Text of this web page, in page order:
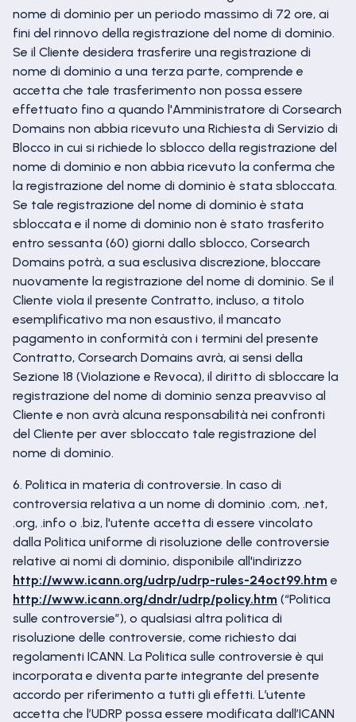
nome di dominio per un periodo massimo di 72 ore, ai
fini del rinnovo della registrazione del nome di dominio.
Se il Cliente desidera trasferire una registrazione di
nome di dominio a una terza parte, comprende e
accetta che tale trasferimento non possa essere
effettuato fino a quando l'Amministratore di Corsearch
Domains non abbia ricevuto una Richiesta di Servizio di
Blocco in cui si richiede lo sblocco della registrazione del
nome di dominio e non abbia ricevuto la conferma che
la registrazione del nome di dominio è stata sbloccata.
Se tale registrazione del nome di dominio è stata
sbloccata e il nome di dominio non è stato trasferito
entro sessanta (60) giorni dallo sblocco, Corsearch
Domains potrà, a sua esclusiva discrezione, bloccare
nuovamente la registrazione del nome di dominio. Se il
Cliente viola il presente Contratto, incluso, a titolo
esemplificativo ma non esaustivo, il mancato
pagamento in conformità con i termini del presente
Contratto, Corsearch Domains avrà, ai sensi della
Sezione 18 (Violazione e Revoca), il diritto di sbloccare la
registrazione del nome di dominio senza preavviso al
Cliente e non avrà alcuna responsabilità nei confronti
del Cliente per aver sbloccato tale registrazione del
nome di dominio.
6. Politica in materia di controversie. In caso di
controversia relativa a un nome di dominio .com, .net,
.org, .info o .biz, l'utente accetta di essere vincolato
dalla Politica uniforme di risoluzione delle controversie
relative ai nomi di dominio, disponibile all'indirizzo
http://www.icann.org/udrp/udrp-rules-24oct99.htm e
http://www.icann.org/dndr/udrp/policy.htm (“Politica
sulle controversie”), o qualsiasi altra politica di
risoluzione delle controversie, come richiesto dai
regolamenti ICANN. La Politica sulle controversie è qui
incorporata e diventa parte integrante del presente
accordo per riferimento a tutti gli effetti. L’utente
accetta che l’UDRP possa essere modificata dall’ICANN